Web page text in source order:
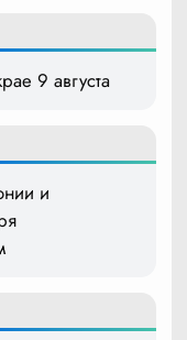
9 августа
и